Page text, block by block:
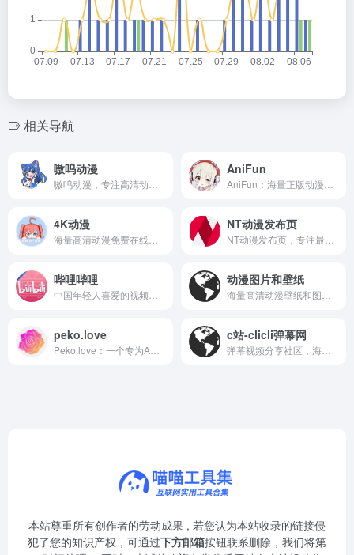
相关导航
嗷呜动漫 AniFun
4K动漫 NT动漫发布页
哔哩哔哩 动漫图片和壁纸
peko.love c站-clicli弹幕网
本站尊重所有创作者的劳动成果 , 若您认为本站收录的链接侵
犯了您的知识产权，可通过下方邮箱按钮联系删除，我们将第